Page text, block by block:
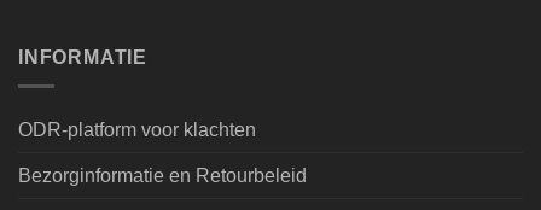
INFORMATIE
ODR-platform voor klachten
Bezorginformatie en Retourbeleid